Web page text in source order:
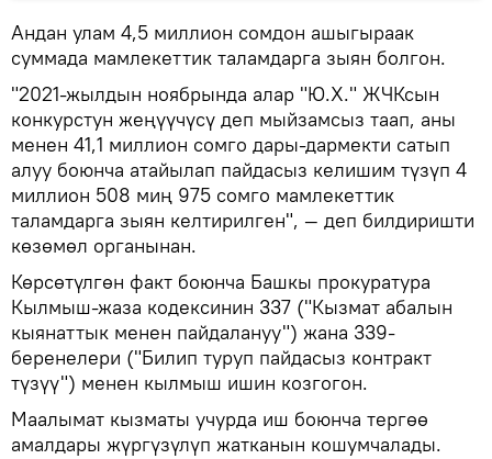
Андан улам 4,5 миллион сомдон ашыгыраак
суммада мамлекеттик таламдарга зыян болгон.
"2021-жылдын ноябрында алар "Ю.Х." ЖЧКсын
конкурстун жеңүүчүсү деп мыйзамсыз таап, аны
менен 41,1 миллион сомго дары-дармекти сатып
алуу боюнча атайылап пайдасыз келишим түзүп 4
миллион 508 миң 975 сомго мамлекеттик
таламдарга зыян келтирилген", — деп билдиришти
көзөмөл органынан.
Көрсөтүлгөн факт боюнча Башкы прокуратура
Кылмыш-жаза кодексинин 337 ("Кызмат абалын
кыянаттык менен пайдалануу") жана 339-
беренелери ("Билип туруп пайдасыз контракт
түзүү") менен кылмыш ишин козгогон.
Маалымат кызматы учурда иш боюнча тергөө
амалдары жүргүзүлүп жатканын кошумчалады.